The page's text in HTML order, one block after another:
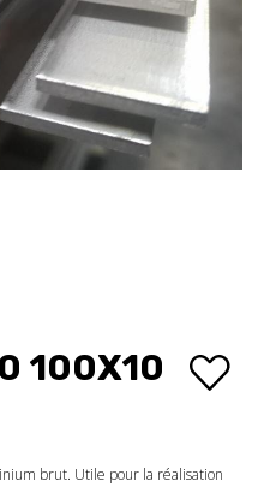
100X10
brut. Utile pour la réalisation